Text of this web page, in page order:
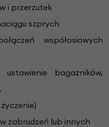
i przerzutek
szprych
współosiowych
bagażników,
zabrudzeń lub innych